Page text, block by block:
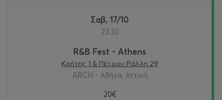
Σαβ, 17/10
23:30
R&B Fest - Athens
Κρήτης 1 & Πέτρου Ράλλη 29
ARCH - Αθήνα, Αττική
20€